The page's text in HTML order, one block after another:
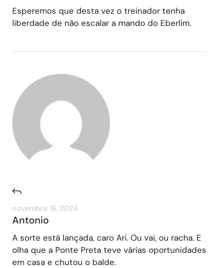
Esperemos que desta vez o treinador tenha
liberdade de não escalar a mando do Eberlim.
novembro 16, 2024
Antonio
A sorte está lançada, caro Ari. Ou vai, ou racha. E
olha que a Ponte Preta teve várias oportunidades
em casa e chutou o balde.